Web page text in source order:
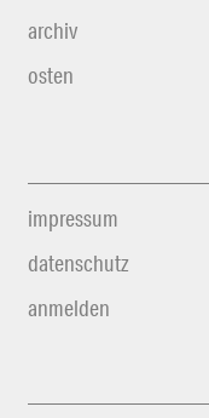
archiv
osten
impressum
datenschutz
anmelden